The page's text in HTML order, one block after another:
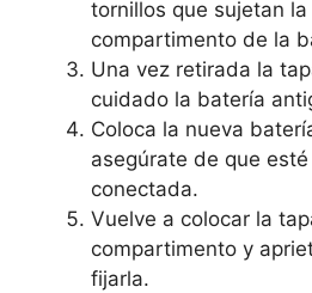
tornillos que sujetan
compartimento de la
Una vez retirada la
cuidado la batería
Coloca la nueva
asegúrate de que
conectada.
Vuelve a colocar la
compartimento y
fijarla.